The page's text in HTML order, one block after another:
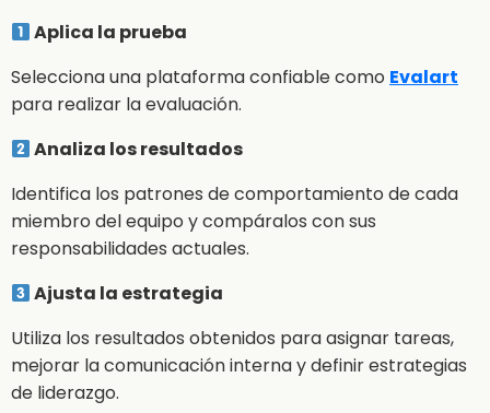
Aplica la prueba
Selecciona una plataforma confiable como Evalart
para realizar la evaluación.
Analiza los resultados
Identifica los patrones de comportamiento de cada
miembro del equipo y compáralos con sus
responsabilidades actuales.
Ajusta la estrategia
Utiliza los resultados obtenidos para asignar tareas,
mejorar la comunicación interna y definir estrategias
de liderazgo.